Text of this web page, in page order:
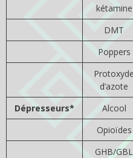
kétamine
DMT
Poppers
Protoxyde
d’azote
Dépresseurs* Alcool
Opioïdes
GHB/GBL